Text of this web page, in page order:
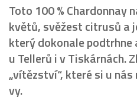
Toto 100 % Chardonnay
květů, svěžest citrusů a
který dokonale
u Tellerů i v Tiskárnách.
„vítězství“, které si u
vy.